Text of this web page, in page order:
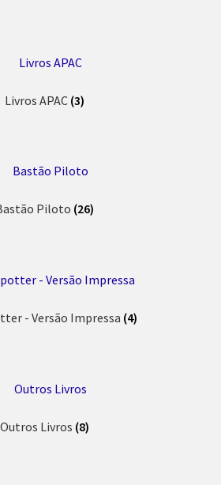
Livros APAC (3)
Piloto (26)
- Versão Impressa (4)
Outros Livros (8)